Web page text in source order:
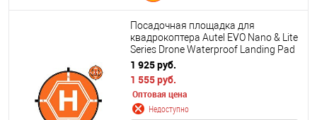
Посадочная площадка для
квадрокоптера Autel EVO Nano & Lite
Series Drone Waterproof Landing Pad
1 925 руб.
1 555 руб.
Оптовая цена
Недоступно